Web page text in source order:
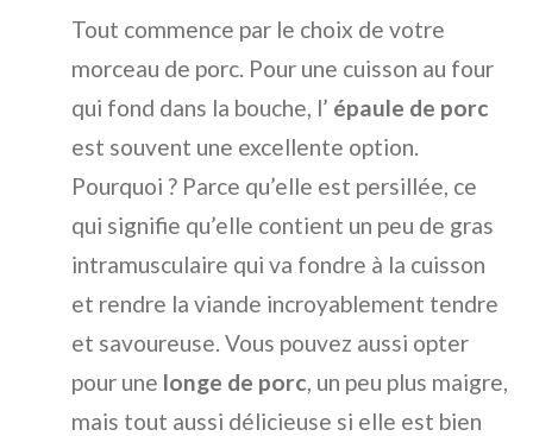
Tout commence par le choix de votre
morceau de porc. Pour une cuisson au four
qui fond dans la bouche, l’ épaule de porc
est souvent une excellente option.
Pourquoi ? Parce qu’elle est persillée, ce
qui signifie qu’elle contient un peu de gras
intramusculaire qui va fondre à la cuisson
et rendre la viande incroyablement tendre
et savoureuse. Vous pouvez aussi opter
pour une longe de porc , un peu plus maigre,
mais tout aussi délicieuse si elle est bien